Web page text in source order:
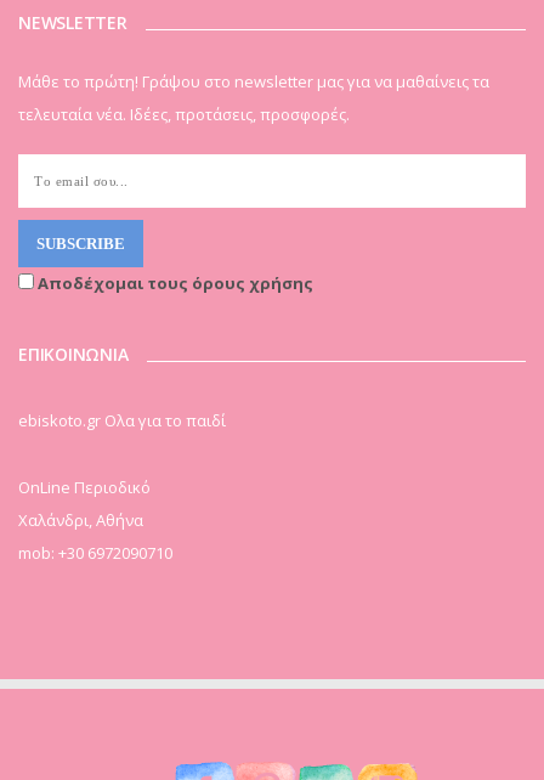
NEWSLETTER
Μάθε το πρώτη! Γράψου στο newsletter μας για να μαθαίνεις τα
τελευταία νέα. Ιδέες, προτάσεις, προσφορές.
Αποδέχομαι τους όρους χρήσης
ΕΠΙΚΟΙΝΩΝΙΑ
ebiskoto.gr Ολα για το παιδί
OnLine Περιοδικό
Χαλάνδρι, Αθήνα
mob: +30 6972090710